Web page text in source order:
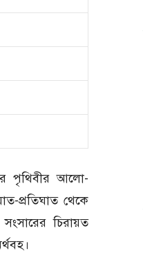
পৃথিবীর আলো-
প্রতিঘাত থেকে
চিরায়ত